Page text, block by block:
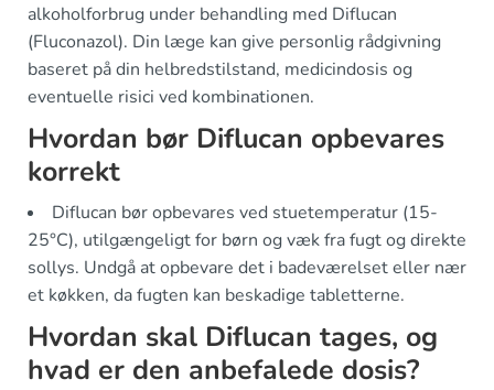
alkoholforbrug under behandling med Diflucan
(Fluconazol). Din læge kan give personlig rådgivning
baseret på din helbredstilstand, medicindosis og
eventuelle risici ved kombinationen.
Hvordan bør Diflucan opbevares
korrekt
Diflucan bør opbevares ved stuetemperatur (15-
25°C), utilgængeligt for børn og væk fra fugt og direkte
sollys. Undgå at opbevare det i badeværelset eller nær
et køkken, da fugten kan beskadige tabletterne.
Hvordan skal Diflucan tages, og
hvad er den anbefalede dosis?